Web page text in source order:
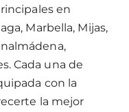
en
Marbella, Mijas,
Cada una de
con la
la mejor